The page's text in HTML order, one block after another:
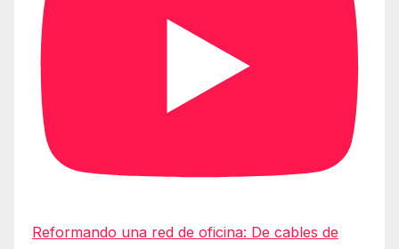
Reformando una red de oficina: De cables de